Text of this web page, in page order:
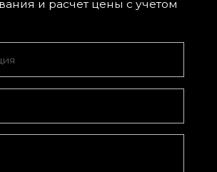
и расчет цены с учетом